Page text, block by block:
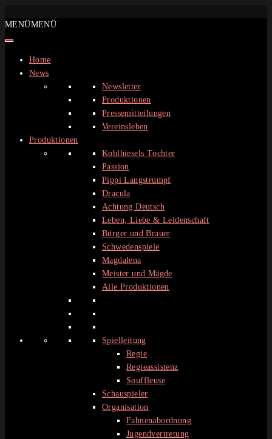
Zum
Inhalt
MENÜMENÜ
Home
News
Newsletter
Produktionen
Pressemitteilungen
Vereinsleben
Produktionen
Kohlhiesels Töchter
Passion
Pippi Langstrumpf
Dracula
Achtung Deutsch
Leben, Liebe & Leidenschaft
Bürger und Brauer
Schwedenspiele
Magdalena
Meister und Mägde
Alle Produktionen
Spielleitung
Regie
Regieassistenz
Souffleuse
Schauspieler
Organisation
Fahnenabordnung
Jugendvertretung